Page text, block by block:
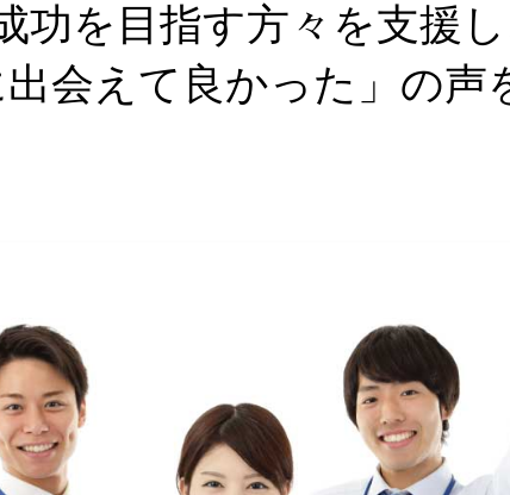
功を目指す方々を支援し
出会えて良かった」の声